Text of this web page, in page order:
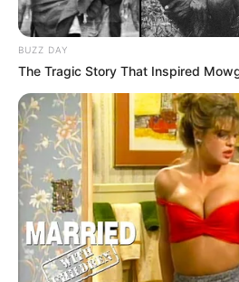
ΟΛΑ ΑΥΤΑ ΤΑ ΑΝΕΦΕΡΕ, Η
ΜΕΡΑ ΠΡΙΝ ΑΝΑΚΟΙΝΩΘΕΙ ΟΤΙ
ΣΥΝΕΧΙΣΕΙ ΕΛΕΥΘΕΡΑ ΤΟ ΜΕΡΟΣ
ΑΝΑΛΟΓΕΙ…….
ΘΑ ΕΙΝΑΙ ΒΙΒΛΙΚΟ ΛΟΙΠΟΝ……ΑΣ
ΝΙΚΟΛΑΟΣ ΑΝΑΞΙΜΑΝΔΡΟΣ
BUZZ DAY
The Tragic Story That Inspired